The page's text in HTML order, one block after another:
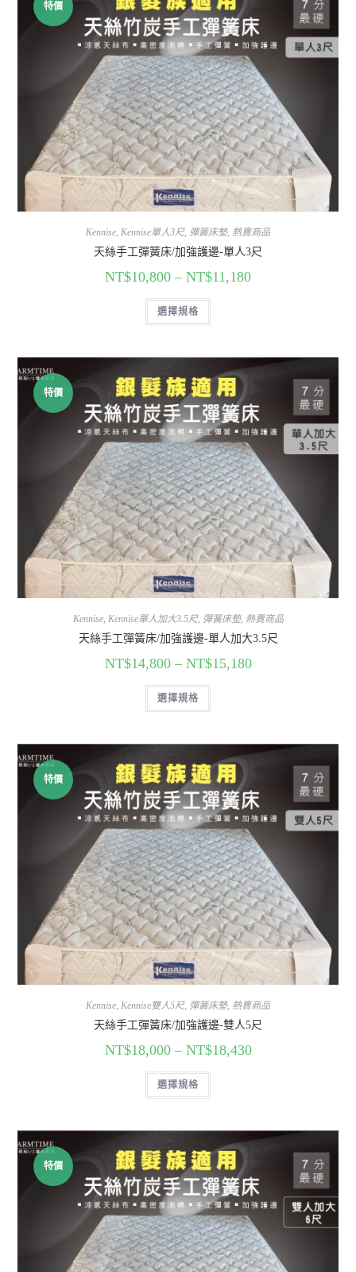
特價
Kennise, Kennise單人3尺, 彈簧床墊, 熱賣商品
天絲手工彈簧床/加強護邊-單人3尺
NT$10,800 – NT$11,180
選擇規格
特價
Kennise, Kennise單人加大3.5尺, 彈簧床墊, 熱賣商品
天絲手工彈簧床/加強護邊-單人加大3.5尺
NT$14,800– NT$15,180
選擇規格
特價
Kennise Kennise雙人5尺, 彈簧床墊, 熱賣商品
天絲手工彈簧床/加強護邊-雙人5尺
NT$18,000– NT$18,430
選擇規格
特價